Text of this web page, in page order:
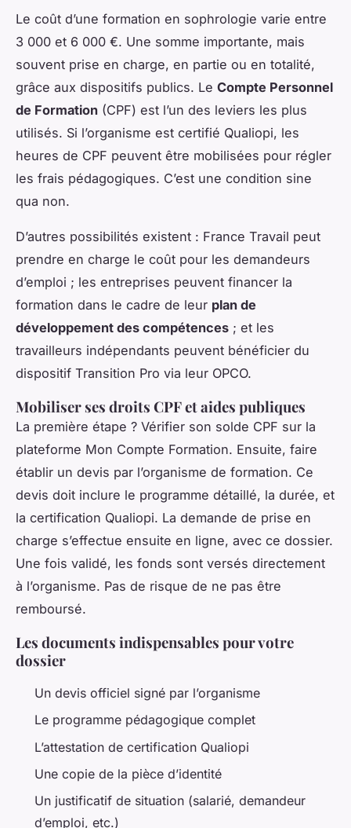
Le coût d’une formation en sophrologie varie entre
3 000 et 6 000 €. Une somme importante, mais
souvent prise en charge, en partie ou en totalité,
grâce aux dispositifs publics. Le Compte Personnel
de Formation (CPF) est l’un des leviers les plus
utilisés. Si l’organisme est certifié Qualiopi, les
heures de CPF peuvent être mobilisées pour régler
les frais pédagogiques. C’est une condition sine
qua non.
D’autres possibilités existent : France Travail peut
prendre en charge le coût pour les demandeurs
d’emploi ; les entreprises peuvent financer la
formation dans le cadre de leur plan de
développement des compétences ; et les
travailleurs indépendants peuvent bénéficier du
dispositif Transition Pro via leur OPCO.
Mobiliser ses droits CPF et aides publiques
La première étape ? Vérifier son solde CPF sur la
plateforme Mon Compte Formation. Ensuite, faire
établir un devis par l’organisme de formation. Ce
devis doit inclure le programme détaillé, la durée, et
la certification Qualiopi. La demande de prise en
charge s’effectue ensuite en ligne, avec ce dossier.
Une fois validé, les fonds sont versés directement
à l’organisme. Pas de risque de ne pas être
remboursé.
Les documents indispensables pour votre
dossier
Un devis officiel signé par l’organisme
Le programme pédagogique complet
L’attestation de certification Qualiopi
Une copie de la pièce d’identité
Un justificatif de situation (salarié, demandeur
d’emploi, etc.)